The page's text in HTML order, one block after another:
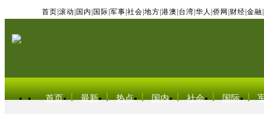
首页 滚动 国内 国际 军事 社会 地方 港澳 台湾 华人 侨网 财经 金融
首页 最新 热点 国内 社会 国际